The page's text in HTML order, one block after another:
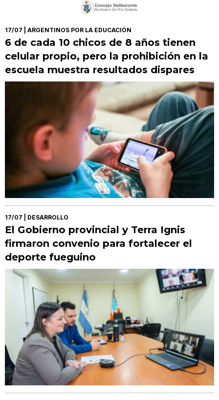
17/07 | ARGENTINOS POR LA EDUCACIÓN
6 de cada 10 chicos de 8 años tienen
celular propio, pero la prohibición en la
escuela muestra resultados dispares
17/07 | DESARROLLO
El Gobierno provincial y Terra Ignis
firmaron convenio para fortalecer el
deporte fueguino